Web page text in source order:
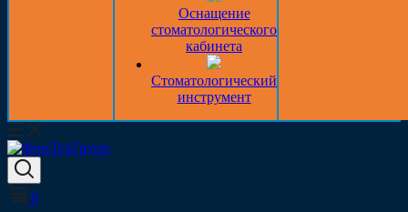
Оснащение
стоматологического
кабинета
Стоматологический
инструмент
0